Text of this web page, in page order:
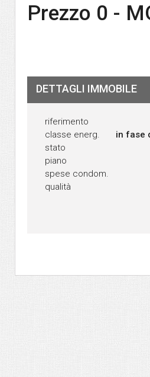
Prezzo 0 -
DETTAGLI IMMOBILE
riferimento
classe energ.
stato
piano
spese condom.
qualità
in fase